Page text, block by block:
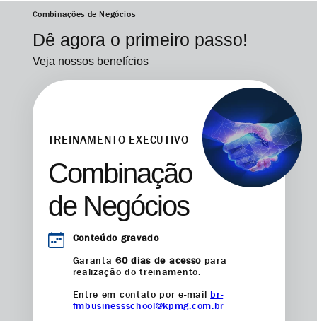
Combinações de Negócios
Dê agora o primeiro passo!
Veja nossos benefícios
TREINAMENTO EXECUTIVO
Combinação
de Negócios
Conteúdo gravado
Garanta60 dias de acesso para
realização do treinamento.
Entre em contato por e-mail br-
fmbusinessschool@kpmg.com.br